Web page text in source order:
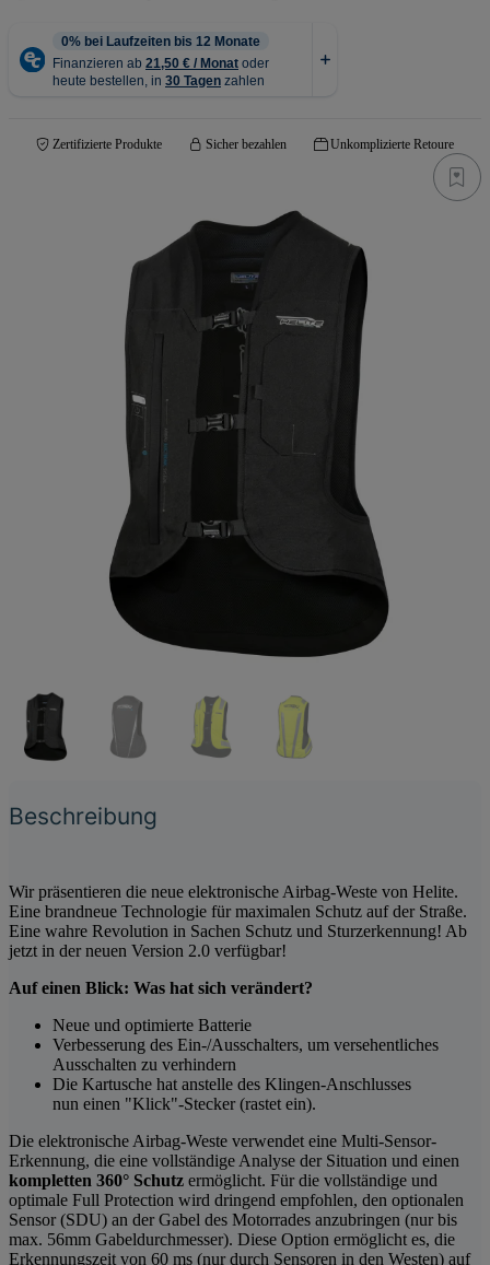
Zertifizierte Produkte Sicher bezahlen Unkomplizierte Retoure
Beschreibung
Wir präsentieren die neue elektronische Airbag-Weste von Helite.
Eine brandneue Technologie für maximalen Schutz auf der Straße.
Eine wahre Revolution in Sachen Schutz und Sturzerkennung! Ab
jetzt in der neuen Version 2.0 verfügbar!
Auf einen Blick: Was hat sich verändert?
Neue und optimierte Batterie
Verbesserung des Ein-/Ausschalters, um versehentliches
Ausschalten zu verhindern
Die Kartusche hat anstelle des Klingen-Anschlusses
nun einen "Klick"-Stecker (rastet ein).
Die elektronische Airbag-Weste verwendet eine Multi-Sensor-
Erkennung, die eine vollständige Analyse der Situation und einen
kompletten 360° Schutz ermöglicht. Für die vollständige und
optimale Full Protection wird dringend empfohlen, den optionalen
Sensor (SDU) an der Gabel des Motorrades anzubringen (nur bis
max. 56mm Gabeldurchmesser). Diese Option ermöglicht es, die
Erkennungszeit von 60 ms (nur durch Sensoren in den Westen) auf